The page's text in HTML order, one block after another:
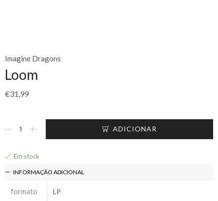
Imagine Dragons
Loom
€31,99
ADICIONAR
Em stock
INFORMAÇÃO ADICIONAL
formato LP